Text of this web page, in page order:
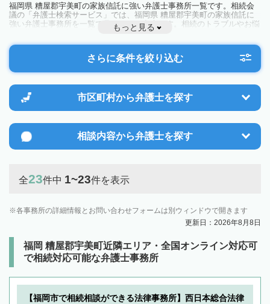
福岡県 糟屋郡宇美町の家族信託に強い弁護士事務所一覧です。相続会
議の「弁護士検索サービス」では、福岡県 糟屋郡宇美町の家族信託に
強い弁護士事務所を一覧で見ることが出来ます。相続のトラブルやお悩
みを抱えている方は一度近隣の弁護士に相談してみましょう。
もっと見る
さらに条件を絞り込む
市区町村から弁護士を探す
相談内容から弁護士を探す
全23件中 1~23件を表示
各事務所の詳細情報とお問い合わせフォームは別ウィンドウで開きます
更新日：2026年8月8日
福岡 糟屋郡宇美町近隣エリア・全国オンライン対応可
で相続対応可能な弁護士事務所
【福岡市で相続相談ができる法律事務所】西日本総合法律